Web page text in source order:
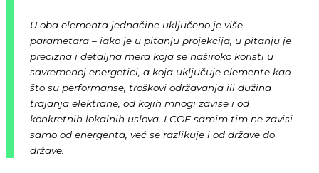
U oba elementa jednačine uključeno je više
parametara – iako je u pitanju projekcija, u pitanju je
precizna i detaljna mera koja se naširoko koristi u
savremenoj energetici, a koja uključuje elemente kao
što su performanse, troškovi održavanja ili dužina
trajanja elektrane, od kojih mnogi zavise i od
konkretnih lokalnih uslova. LCOE samim tim ne zavisi
samo od energenta, već se razlikuje i od države do
države.